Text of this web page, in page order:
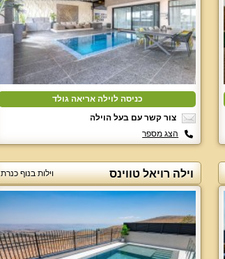
כניסה לוילה אריאה גולד
צור קשר עם בעל הוילה
הצג מספר
וילה רויאל טווינס וילות בנוף כנרת